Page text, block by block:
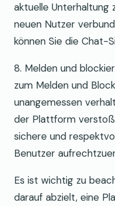
aktuelle Unterhaltung
neuen Nutzer
können Sie die Chat-
8. Melden und
zum Melden und
unangemessen
der Plattform
sichere und
Benutzer
Es ist wichtig zu
darauf abzielt, eine